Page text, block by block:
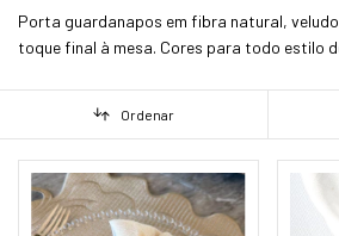
Porta guardanapos em fibra natural,
toque final à mesa. Cores para todo estilo
Ordenar